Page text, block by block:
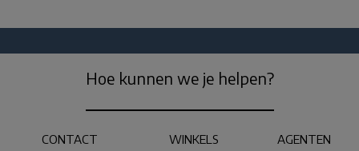
Hoe kunnen we je helpen?
CONTACT WINKELS AGENTEN